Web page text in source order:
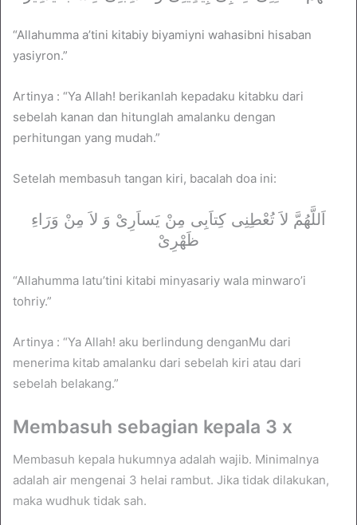
“Allahumma a’tini kitabiy biyamiyni wahasibni hisaban
yasiyron.”
Artinya : “Ya Allah! berikanlah kepadaku kitabku dari
sebelah kanan dan hitunglah amalanku dengan
perhitungan yang mudah.”
Setelah membasuh tangan kiri, bacalah doa ini:
اَللَّهُمَّ لاَ تُعْطِنِى كِتاَبِى مِنْ يَساَرِىْ وَ لاَ مِنْ وَرَاءِ
ظَهْرِىْ
“Allahumma latu’tini kitabi minyasariy wala minwaro’i
tohriy.”
Artinya : “Ya Allah! aku berlindung denganMu dari
menerima kitab amalanku dari sebelah kiri atau dari
sebelah belakang.”
Membasuh sebagian kepala 3 x
Membasuh kepala hukumnya adalah wajib. Minimalnya
adalah air mengenai 3 helai rambut. Jika tidak dilakukan,
maka wudhuk tidak sah.